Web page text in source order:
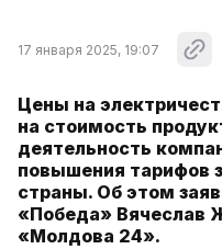
17 января 2025, 19:07
Цены на
на стоимость
деятельность
повышения тарифов
страны. Об этом
«Победа» Вячеслав
«Молдова 24».